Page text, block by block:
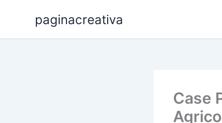
paginacreativa
Case